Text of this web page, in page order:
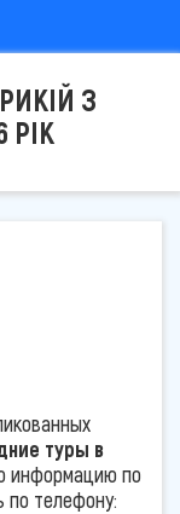
З
РІК
туры в
информацию по
по телефону: